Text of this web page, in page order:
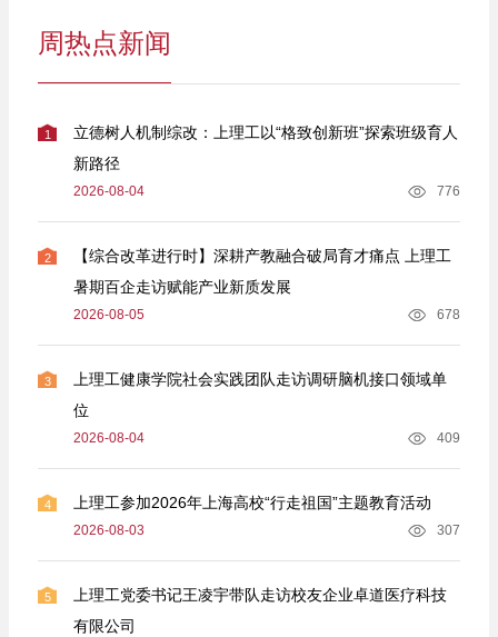
周热点新闻
1
立德树人机制综改：上理工以“格致创新班”探索班级育人
新路径
2026-08-04 776
2
【综合改革进行时】深耕产教融合破局育才痛点 上理工
暑期百企走访赋能产业新质发展
2026-08-05 678
3
上理工健康学院社会实践团队走访调研脑机接口领域单
位
2026-08-04 409
4 上理工参加2026年上海高校“行走祖国”主题教育活动
2026-08-03 307
5
上理工党委书记王凌宇带队走访校友企业卓道医疗科技
有限公司